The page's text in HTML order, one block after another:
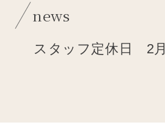
news
スタッフ定休日 2月